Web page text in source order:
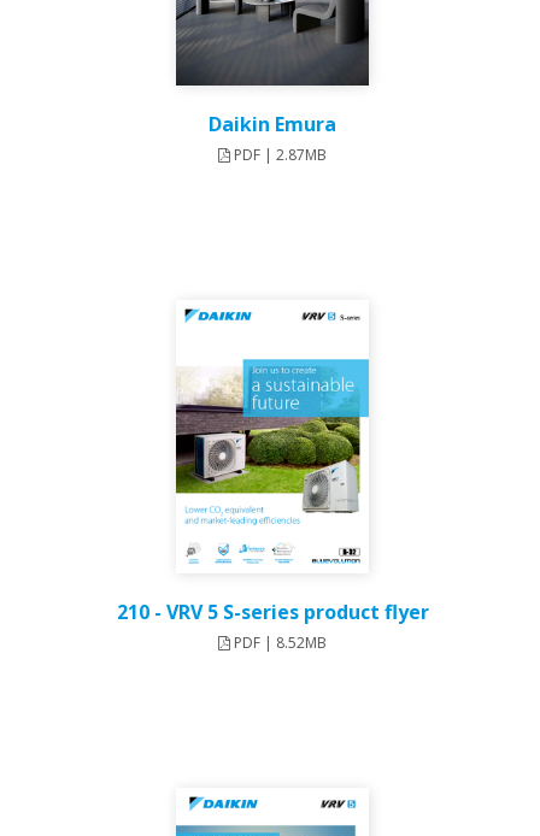
Daikin Emura
PDF | 2.87MB
210 - VRV 5 S-series product flyer
PDF | 8.52MB